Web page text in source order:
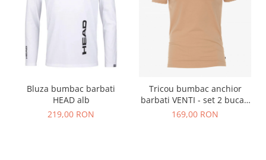
Bluza bumbac barbati
HEAD alb
219,00 RON
Tricou bumbac anchior
barbati VENTI - set 2 bucati
bej
169,00 RON